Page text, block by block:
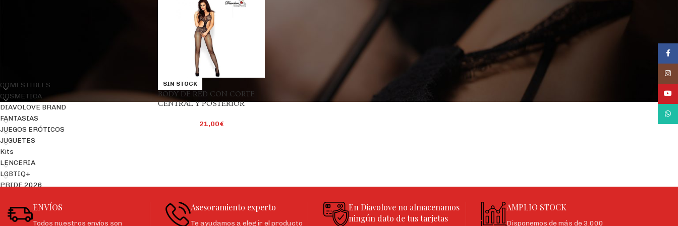
COMESTIBLES
COSMETICA
DIAVOLOVE BRAND
FANTASIAS
JUEGOS ERÓTICOS
JUGUETES
Kits
LENCERIA
LGBTIQ+
PRIDE 2026
SIN STOCK
BODY DE RED CON CORTE
CENTRAL Y POSTERIOR
21,00€
ENVÍOS
Todos nuestros envíos son
Asesoramiento experto
Te ayudamos a elegir el producto
En Diavolove no almacenamos
ningún dato de tus tarjetas
AMPLIO STOCK
Disponemos de más de 3.000